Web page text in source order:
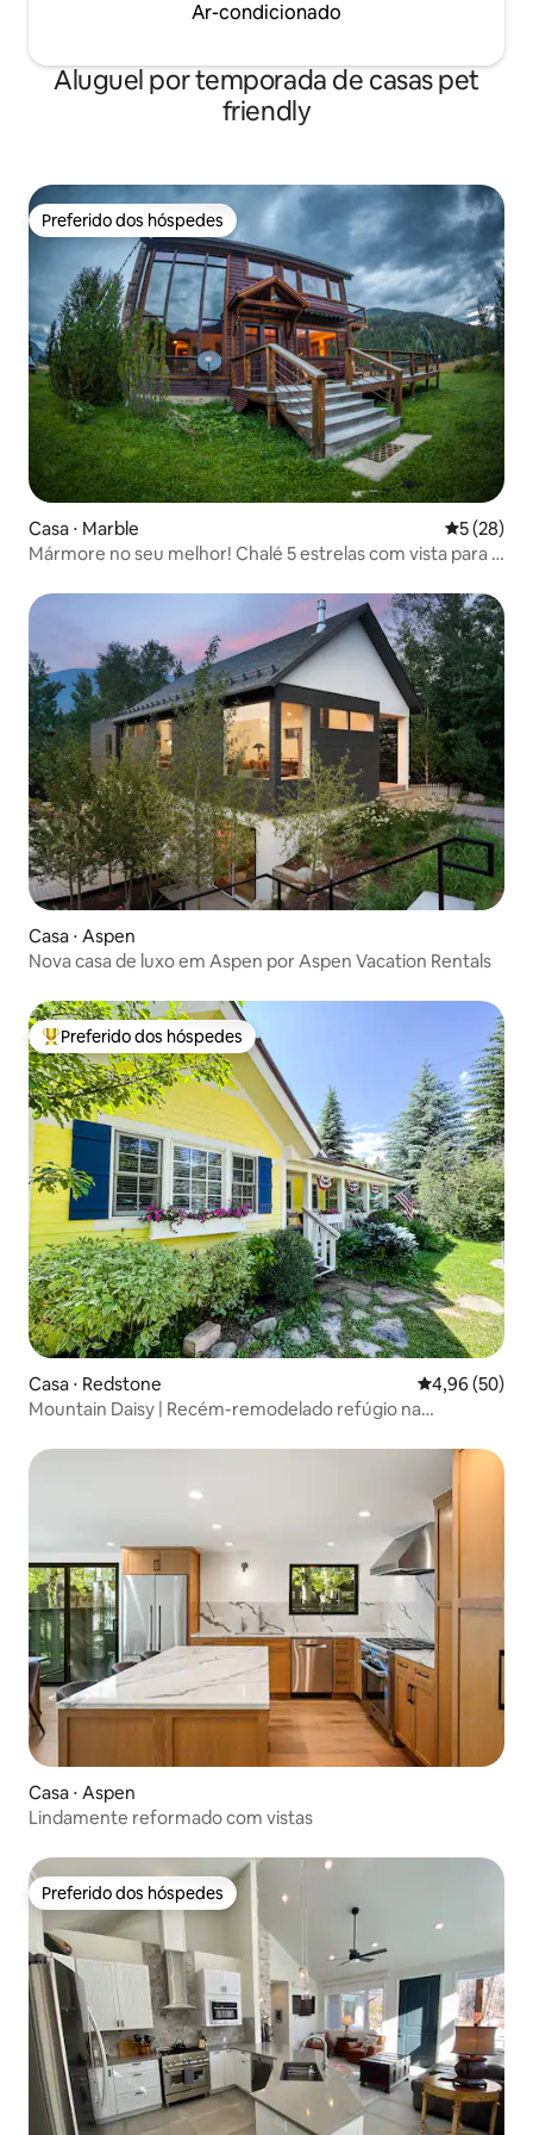
Ar-condicionado
Aluguel por temporada de casas pet
friendly
Preferido dos hóspedes
Preferido dos hóspedes
Casa ⋅ Marble 5 de uma
5 (28)
Mármore no seu melhor! Chalé 5 estrelas com vista para a
Casa ⋅ Aspen
Nova casa de luxo em Aspen por Aspen Vacation Rentals
Entre os melhores preferidos dos hóspedes
Preferido dos hóspedes
Casa ⋅ Redstone 4,96 de uma
4,96 (50)
Mountain Daisy | Recém-remodelado refúgio na
Casa ⋅ Aspen
Lindamente reformado com vistas
Preferido dos hóspedes
Preferido dos hóspedes